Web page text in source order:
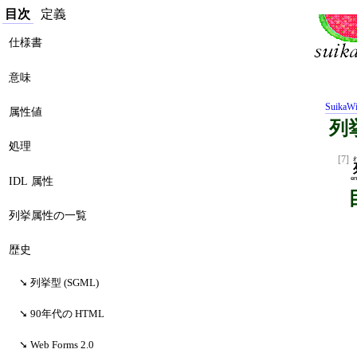
列
[7]
目次 定義
仕様書
意味
属性値
処理
IDL 属性
列挙属性の一覧
歴史
列挙型 (SGML)
90年代の HTML
Web Forms 2.0